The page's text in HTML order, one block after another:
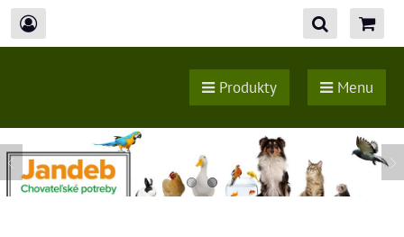
Produkty Menu